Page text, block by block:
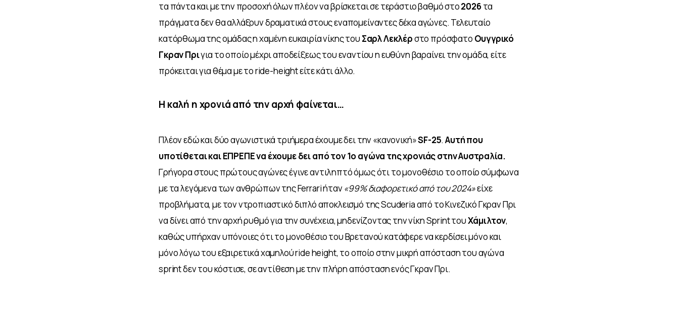
τα πάντα και με την προσοχή όλων πλέον να βρίσκεται σε τεράστιο βαθμό στο 2026 τα
πράγματα δεν θα αλλάξουν δραματικά στους εναπομείναντες δέκα αγώνες. Τελευταίο
κατόρθωμα της ομάδας η χαμένη ευκαιρία νίκης του Σαρλ Λεκλέρ στο πρόσφατο Ουγγρικό
Γκραν Πρι για το οποίο μέχρι αποδείξεως του εναντίου η ευθύνη βαραίνει την ομάδα, είτε
πρόκειται για θέμα με το ride-height είτε κάτι άλλο.
Η καλή η χρονιά από την αρχή φαίνεται…
Πλέον εδώ και δύο αγωνιστικά τριήμερα έχουμε δει την «κανονική» SF-25. Αυτή που
υποτίθεται και ΕΠΡΕΠΕ να έχουμε δει από τον 1ο αγώνα της χρονιάς στην Αυστραλία.
Γρήγορα στους πρώτους αγώνες έγινε αντιληπτό όμως ότι το μονοθέσιο το οποίο σύμφωνα
με τα λεγόμενα των ανθρώπων της Ferrari ήταν «99% διαφορετικό από του 2024» είχε
προβλήματα, με τον ντροπιαστικό διπλό αποκλεισμό της Scuderia από το Κινεζικό Γκραν Πρι
να δίνει από την αρχή ρυθμό για την συνέχεια, μηδενίζοντας την νίκη Sprint του Χάμιλτον,
καθώς υπήρχαν υπόνοιες ότι το μονοθέσιο του Βρετανού κατάφερε να κερδίσει μόνο και
μόνο λόγω του εξαιρετικά χαμηλού ride height, το οποίο στην μικρή απόσταση του αγώνα
sprint δεν του κόστισε, σε αντίθεση με την πλήρη απόσταση ενός Γκραν Πρι.